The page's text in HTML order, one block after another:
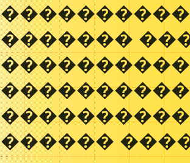
�������
������